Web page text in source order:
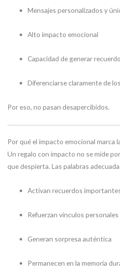
Mensajes personalizados y
Alto impacto emocional
Capacidad de generar
Diferenciarse claramente de
Por eso, no pasan desapercibidos.
Por qué el impacto emocional marca
Un regalo con impacto no se mide
que despierta. Las palabras
Activan recuerdos
Refuerzan vínculos personales
Generan sorpresa auténtica
Permanecen en la memoria